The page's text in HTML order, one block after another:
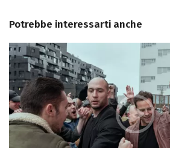
Potrebbe interessarti anche